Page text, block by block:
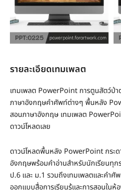
รายละเอียดเทมเพลต
เทมเพลต PowerPoint การตูนสัตว์ป่า
ภาษาอังกฤษคำศัพท์ต่างๆ พื้นหลัง
สอนภาษาอังกฤษ เทมเพลต
ดาวน์โหลดเลย
ดาวน์โหลดพื้นหลัง PowerPoint กระด
อังกฤษพร้อมคำอ่านสำหรับนักเรียนทุ
ป.6 และ ม.1 รวมถึงเทมเพลตและคำศั
ออกแบบสื่อการเรียนรู้และการสอนในห้